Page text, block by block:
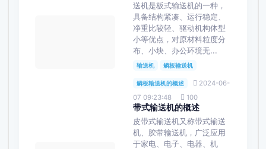
送机是板式输送机的一种，
具备结构紧凑、运行稳定、
净重比较轻、驱动机构体型
小等优点，对原材料粒度分
布、小块、办公环境无...
输送机 鳞板输送机
鳞板输送机的概述
2024-06-
07 09:23:48
100
带式输送机的概述
皮带式输送机又称带式输送
机、胶带输送机，广泛应用
于家电、电子、电器、机